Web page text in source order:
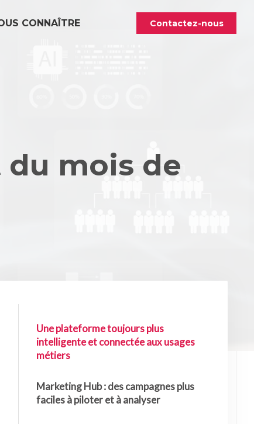
CONNAÎTRE Contactez-nous
mois de
Une plateforme toujours plus
intelligente et connectée aux usages
métiers
Marketing Hub : des campagnes plus
faciles à piloter et à analyser